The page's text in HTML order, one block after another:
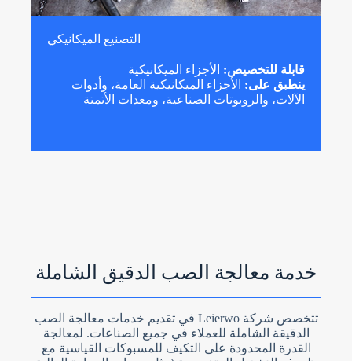
التصنيع الميكانيكي
قابلة للتخصيص: الأجزاء الميكانيكية
ينطبق على: الأجزاء الميكانيكية العامة، وأدوات
الآلات، والروبوتات الصناعية، ومعدات الأتمتة
خدمة معالجة الصب الدقيق الشاملة
تتخصص شركة Leierwo في تقديم خدمات معالجة الصب
الدقيقة الشاملة للعملاء في جميع الصناعات. لمعالجة
القدرة المحدودة على التكيف للمسبوكات القياسية مع